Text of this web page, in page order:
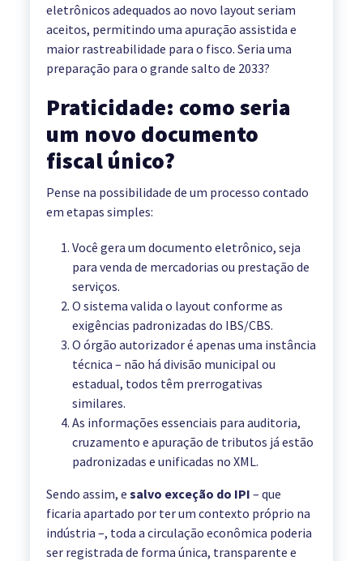
eletrônicos adequados ao novo layout seriam
aceitos, permitindo uma apuração assistida e
maior rastreabilidade para o fisco. Seria uma
preparação para o grande salto de 2033?
Praticidade: como seria
um novo documento
fiscal único?
Pense na possibilidade de um processo contado
em etapas simples:
Você gera um documento eletrônico, seja
para venda de mercadorias ou prestação de
serviços.
O sistema valida o layout conforme as
exigências padronizadas do IBS/CBS.
O órgão autorizador é apenas uma instância
técnica – não há divisão municipal ou
estadual, todos têm prerrogativas
similares.
As informações essenciais para auditoria,
cruzamento e apuração de tributos já estão
padronizadas e unificadas no XML.
Sendo assim, e salvo exceção do IPI – que
ficaria apartado por ter um contexto próprio na
indústria –, toda a circulação econômica poderia
ser registrada de forma única, transparente e